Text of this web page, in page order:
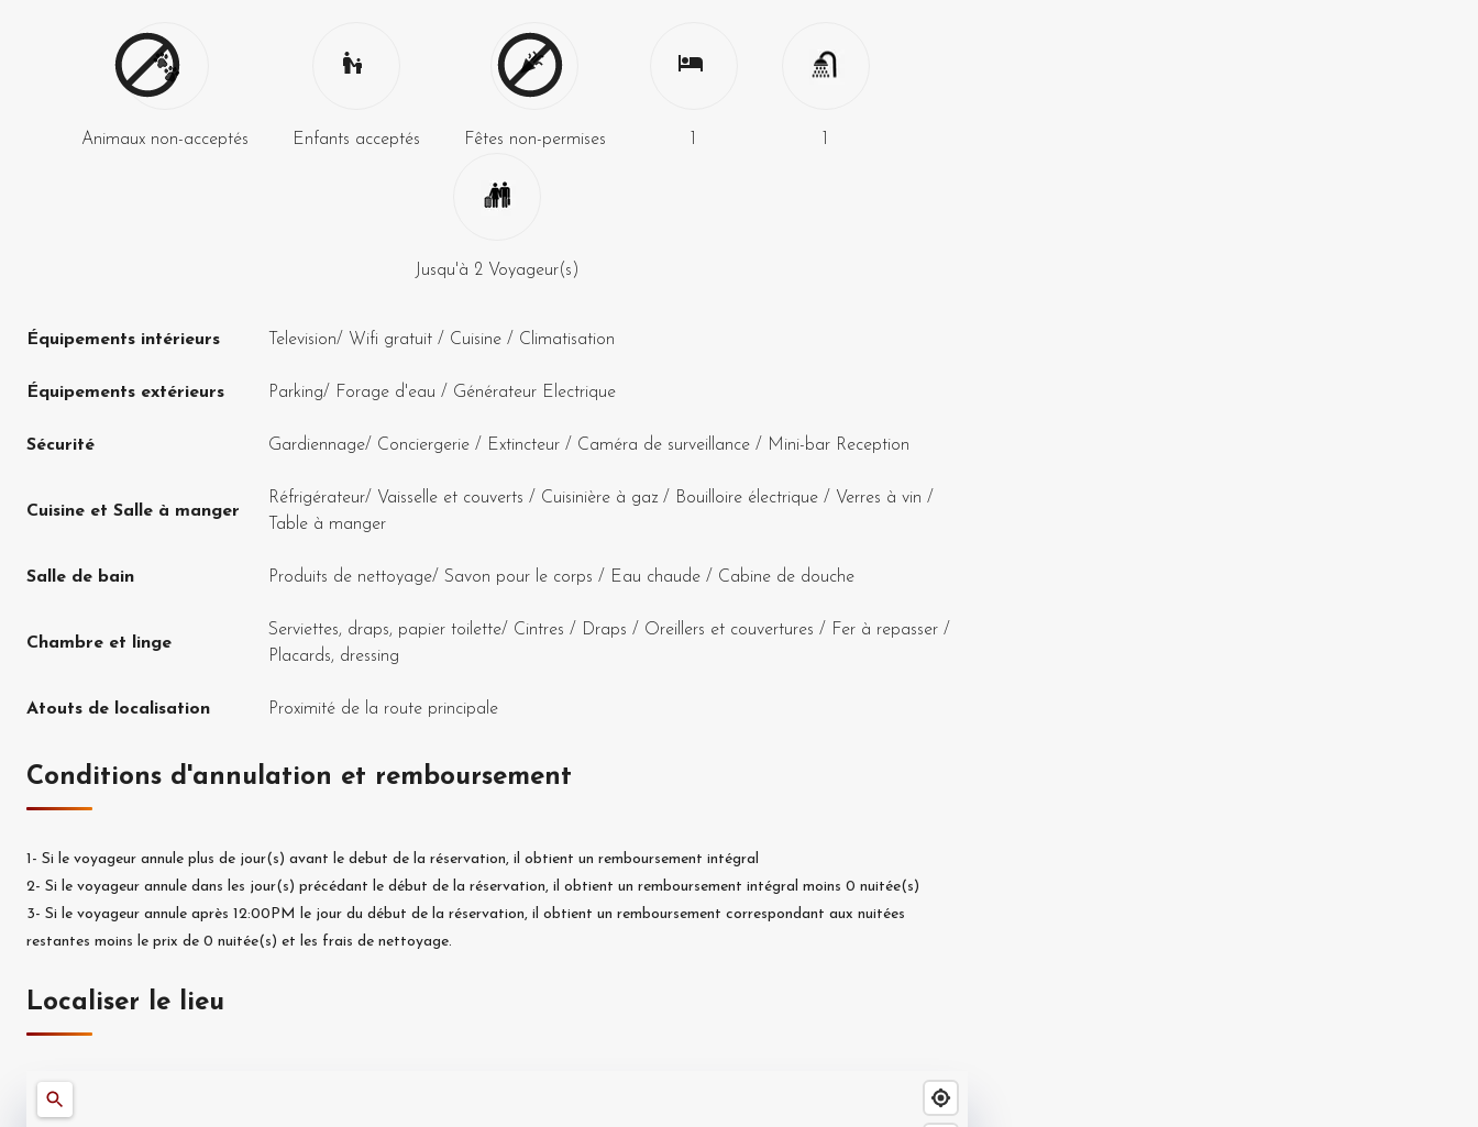
Animaux non-acceptés Enfants acceptés Fêtes non-permises
Jusqu'à 2 Voyageur(s)
Équipements intérieurs Television/ Wifi gratuit / Cuisine / Climatisation
Équipements extérieurs Parking/ Forage d'eau / Générateur Electrique
Sécurité Gardiennage/ Conciergerie / Extincteur / Caméra de surveillance / Mini-bar Reception
Cuisine et Salle à manger
Réfrigérateur/ Vaisselle et couverts / Cuisinière à gaz / Bouilloire électrique / Verres à vin /
Table à manger
Salle de bain Produits de nettoyage/ Savon pour le corps / Eau chaude / Cabine de douche
Chambre et linge
Serviettes, draps, papier toilette/ Cintres / Draps / Oreillers et couvertures / Fer à repasser /
Placards, dressing
Atouts de localisation Proximité de la route principale
Conditions d'annulation et remboursement
1- Si le voyageur annule plus de jour(s) avant le debut de la réservation, il obtient un remboursement intégral
2- Si le voyageur annule dans les jour(s) précédant le début de la réservation, il obtient un remboursement intégral moins 0 nuitée(s)
3- Si le voyageur annule après 12:00PM le jour du début de la réservation, il obtient un remboursement correspondant aux nuitées
restantes moins le prix de 0 nuitée(s) et les frais de nettoyage.
Localiser le lieu